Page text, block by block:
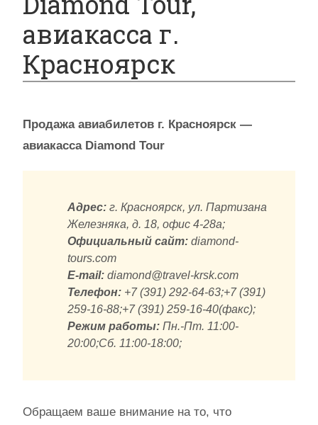
авиакасса г.
Красноярск
Продажа авиабилетов г. Красноярск —
авиакасса Diamond Tour
Адрес: г. Красноярск, ул. Партизана
Железняка, д. 18, офис 4-28а;
Официальный сайт: diamond-
tours.com
E-mail: diamond@travel-krsk.com
Телефон: +7 (391) 292-64-63;+7 (391)
259-16-88;+7 (391) 259-16-40(факс);
Режим работы: Пн.-Пт. 11:00-
20:00;Сб. 11:00-18:00;
Обращаем ваше внимание на то, что